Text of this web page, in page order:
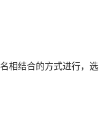
相结合的方式进行，选